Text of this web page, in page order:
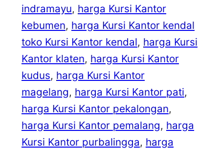
indramayu, harga Kursi Kantor
kebumen, harga Kursi Kantor kendal
toko Kursi Kantor kendal, harga Kursi
Kantor klaten, harga Kursi Kantor
kudus, harga Kursi Kantor
magelang, harga Kursi Kantor pati
harga Kursi Kantor pekalongan
harga Kursi Kantor pemalang, harga
Kursi Kantor purbalingga, harga